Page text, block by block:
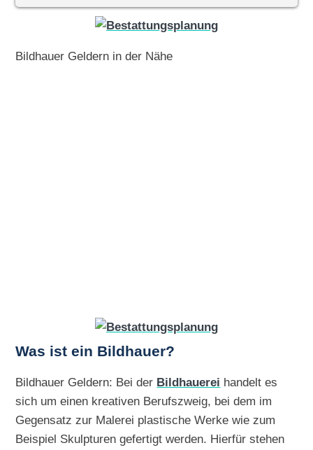
Bildhauer Geldern in der Nähe
Was ist ein Bildhauer?
Bildhauer Geldern: Bei der Bildhauerei handelt es
sich um einen kreativen Berufszweig, bei dem im
Gegensatz zur Malerei plastische Werke wie zum
Beispiel Skulpturen gefertigt werden. Hierfür stehen